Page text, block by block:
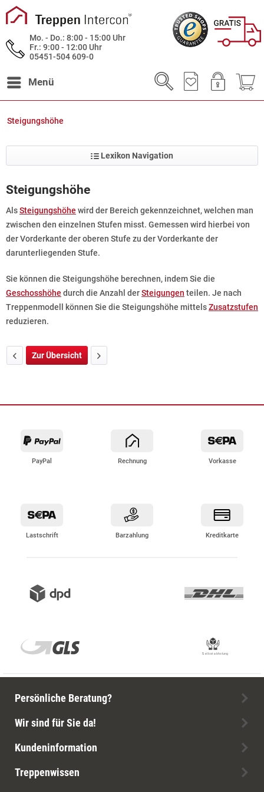
Mo. - Do.: 8:00 - 15:00 Uhr
Fr.: 9:00 - 12:00 Uhr
05451-504 609-0
Menü
Steigungshöhe
Lexikon Navigation
Steigungshöhe
AlsSteigungshöhe wird der Bereich gekennzeichnet, welchen man
zwischen den einzelnen Stufen misst. Gemessen wird hierbei von
der Vorderkante der oberen Stufe zu der Vorderkante der
darunterliegenden Stufe.
Sie können die Steigungshöhe berechnen, indem Sie die
Geschosshöhe durch die Anzahl derSteigungen teilen. Je nach
Treppenmodell können Sie die Steigungshöhe mittelsZusatzstufen
reduzieren.
Zur Übersicht
PayPal Rechnung Vorkasse
Lastschrift Barzahlung Kreditkarte
Persönliche Beratung?
Wir sind für Sie da!
Kundeninformation
Treppenwissen